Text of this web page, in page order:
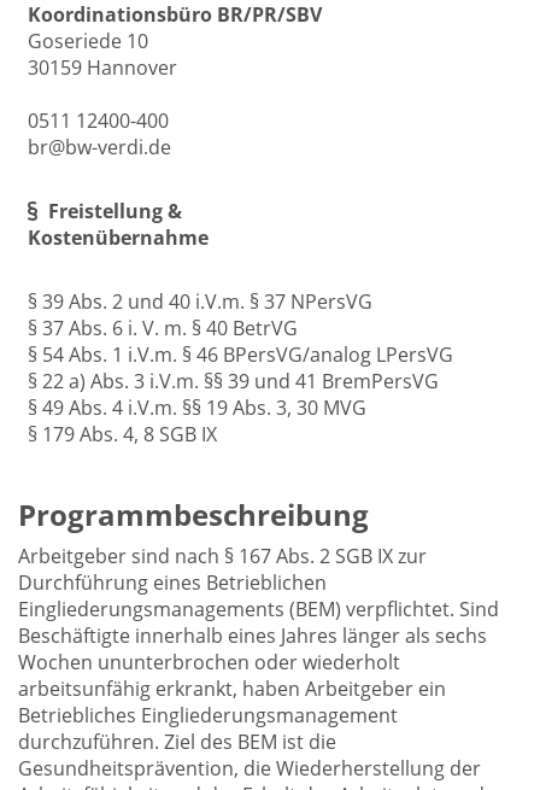
Koordinationsbüro BR/PR/SBV
Goseriede 10
30159 Hannover
0511 12400-400
br@bw-verdi.de
Freistellung &
Kostenübernahme
§ 39 Abs. 2 und 40 i.V.m. § 37 NPersVG
§ 37 Abs. 6 i. V. m. § 40 BetrVG
§ 54 Abs. 1 i.V.m. § 46 BPersVG/analog LPersVG
§ 22 a) Abs. 3 i.V.m. §§ 39 und 41 BremPersVG
§ 49 Abs. 4 i.V.m. §§ 19 Abs. 3, 30 MVG
§ 179 Abs. 4, 8 SGB IX
Programmbeschreibung
Arbeitgeber sind nach § 167 Abs. 2 SGB IX zur
Durchführung eines Betrieblichen
Eingliederungsmanagements (BEM) verpflichtet. Sind
Beschäftigte innerhalb eines Jahres länger als sechs
Wochen ununterbrochen oder wiederholt
arbeitsunfähig erkrankt, haben Arbeitgeber ein
Betriebliches Eingliederungsmanagement
durchzuführen. Ziel des BEM ist die
Gesundheitsprävention, die Wiederherstellung der